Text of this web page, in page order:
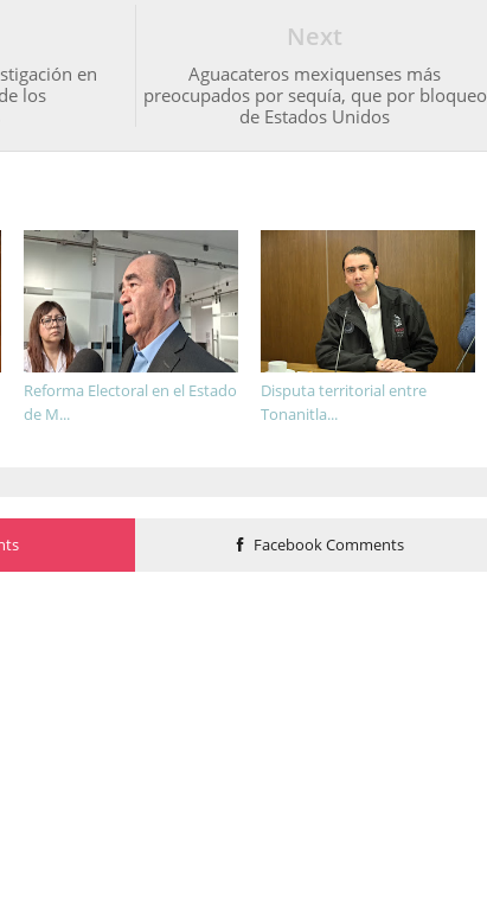
Next
Aguacateros mexiquenses más
preocupados por sequía, que por bloqueo
de Estados Unidos
en
los
Disputa territorial entre
Tonanitla...
Reforma Electoral en el Estado
de M...
Facebook Comments